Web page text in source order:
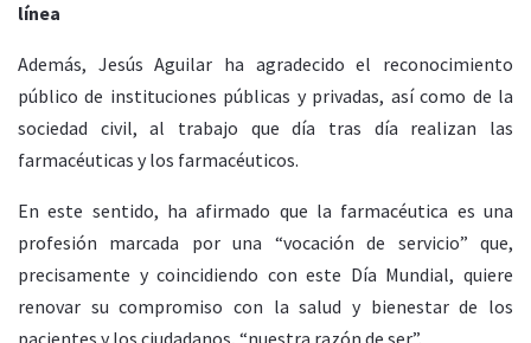
línea
Además, Jesús Aguilar ha agradecido el reconocimiento
público de instituciones públicas y privadas, así como de la
sociedad civil, al trabajo que día tras día realizan las
farmacéuticas y los farmacéuticos.
En este sentido, ha afirmado que la farmacéutica es una
profesión marcada por una “vocación de servicio” que,
precisamente y coincidiendo con este Día Mundial, quiere
renovar su compromiso con la salud y bienestar de los
pacientes y los ciudadanos, “nuestra razón de ser”.